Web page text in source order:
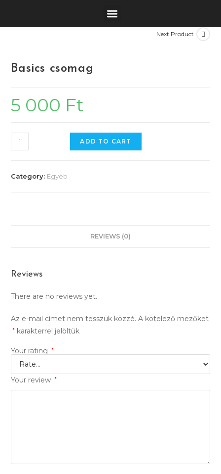
Next Product
Basics csomag
5 000 Ft
ADD TO CART
Category: Egyéb
REVIEWS (0)
Reviews
There are no reviews yet.
Az e-mail címet nem tesszük közzé. A kötelező mezőket
* karakterrel jelöltük
Your rating *
Your review *